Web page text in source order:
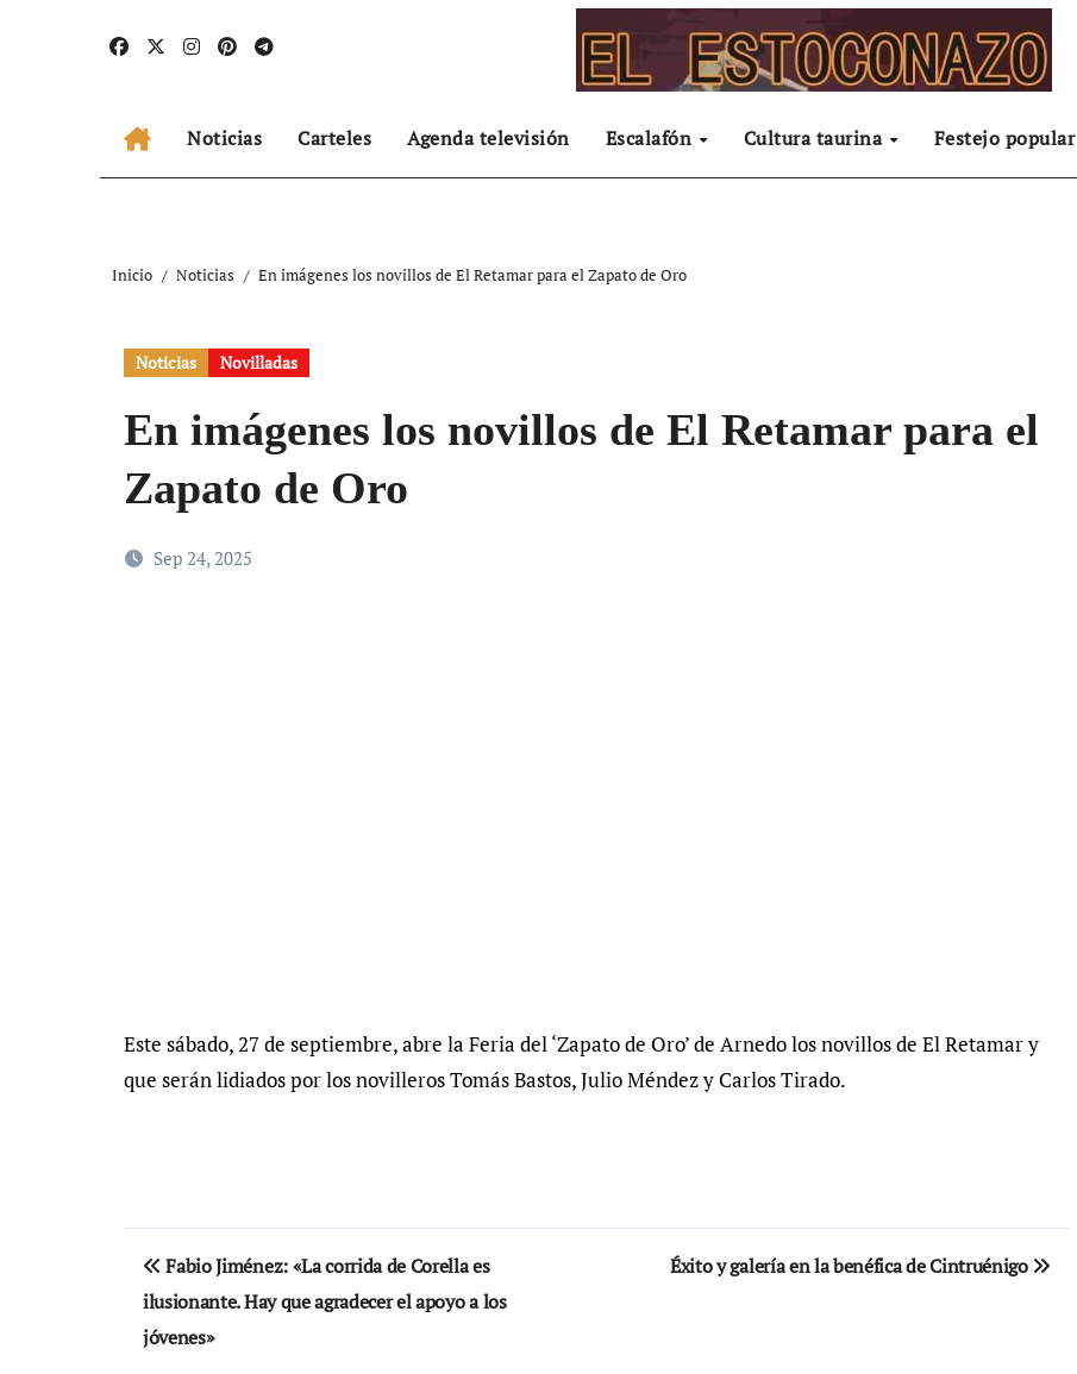
Noticias Carteles Agenda televisión Escalafón Cultura taurina Festejo popular
Inicio Noticias En imágenes los novillos de El Retamar para el Zapato de Oro
Noticias Novilladas
En imágenes los novillos de El Retamar para el
Zapato de Oro
Sep 24, 2025
Este sábado, 27 de septiembre, abre la Feria del ‘Zapato de Oro’ de Arnedo los novillos de El Retamar y
que serán lidiados por los novilleros Tomás Bastos, Julio Méndez y Carlos Tirado.
Navegación
de
entradas
Fabio Jiménez: «La corrida de Corella es
ilusionante. Hay que agradecer el apoyo a los
jóvenes»
Éxito y galería en la benéfica de Cintruénigo